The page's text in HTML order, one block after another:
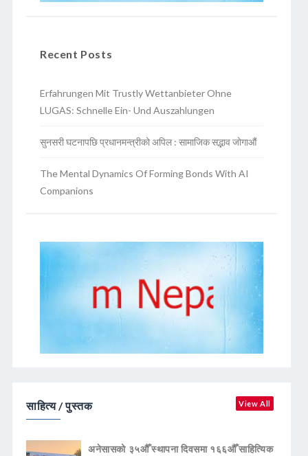
Recent Posts
Erfahrungen Mit Trustly Wettanbieter Ohne
LUGAS: Schnelle Ein- Und Auszahlungen
सुनसरी घटनापछि प्रधानमन्त्रीको अपिल : सामाजिक सद्भाव जोगाऔं
The Mental Dynamics Of Forming Bonds With AI
Companions
साहित्य / पुस्तक View All
अनेसासको ३५औँ स्थापना दिवसमा १६६औँ साहित्यिक